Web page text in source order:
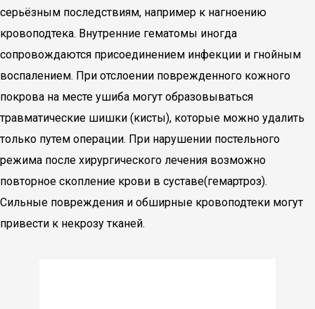
серьёзным последствиям, например к нагноению
кровоподтека. Внутренние гематомы иногда
сопровождаются присоединением инфекции и гнойным
воспалением. При отслоении поврежденного кожного
покрова на месте ушиба могут образовываться
травматические шишки (кисты), которые можно удалить
только путем операции. При нарушении постельного
режима после хирургического лечения возможно
повторное скопление крови в суставе(гемартроз).
Сильные повреждения и обширные кровоподтеки могут
привести к некрозу тканей.